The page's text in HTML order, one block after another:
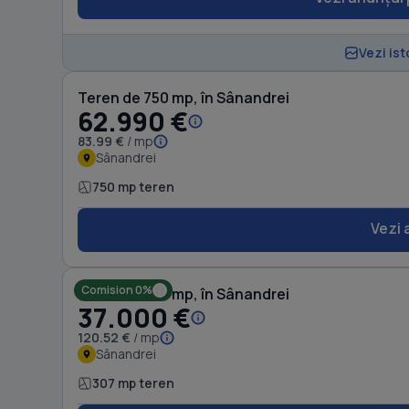
Vezi
Teren de 750 mp, în Sânandrei
62.990 €
83.99 € / mp
Sânandrei
750 mp teren
Vezi
Comision 0%
Teren de 307 mp, în Sânandrei
37.000 €
120.52 € / mp
Sânandrei
307 mp teren